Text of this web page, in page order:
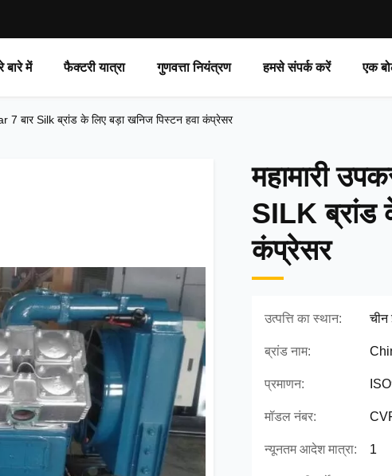
बारे में फैक्टरी यात्रा गुणवत्ता नियंत्रण हमसे संपर्क करें एक
7 बार Silk ब्रांड के लिए बड़ा खनिज पिस्टन हवा कंप्रेसर
महामारी
SILK ब्रांड
कंप्रेसर
उत्पत्ति का स्थान: चीन
ब्रांड नाम:
प्रमाणन:
मॉडल नंबर:
न्यूनतम आदेश मात्रा: 1